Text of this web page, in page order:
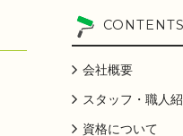
CONTENTS
会社概要
スタッフ・職人
資格について